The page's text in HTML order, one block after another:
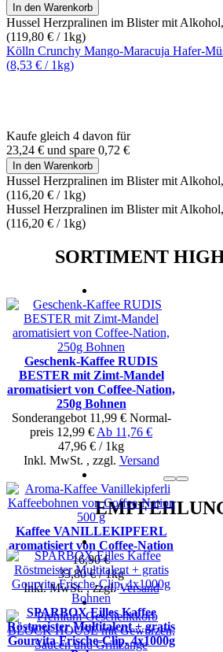
In den Warenkorb
Hussel Herzpralinen im Blister mit
(119,80 € / 1kg)
Kölln Crunchy Mango-Maracuja Hafer-
(8,53 € / 1kg)
Kaufe gleich 4 davon für
23,24 € und spare 0,72 €
In den Warenkorb
Hussel Herzpralinen im Blister mit
(116,20 € / 1kg)
Hussel Herzpralinen im Blister mit
(116,20 € / 1kg)
SORTIMENT
Geschenk-Kaffee RUDIS
BESTER mit Zimt-Mandel
aromatisiert von Coffee-Nation,
250g Bohnen
Sonderangebot 11,99 € Normal­
preis 12,99 € Ab 11,76 €
47,96 € / 1kg
Inkl. MwSt. , zzgl. Versand
Kaffee VANILLEKIPFERL
aromatisiert von Coffee-Nation
16,90 €
33,80 € / 1kg
Inkl. MwSt.,zzgl.Versand
SPARBOX Eilles Kaffee
Röstmeister Multitalent + gratis
Gourvita Frische-Clip, 4x1000g